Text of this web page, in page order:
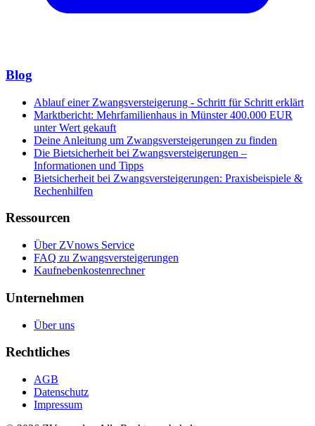
Blog
Ablauf einer Zwangsversteigerung - Schritt für Schritt erklärt
Marktbericht: Mehrfamilienhaus in Münster 400.000 EUR
unter Wert gekauft
Deine Anleitung um Zwangsversteigerungen zu finden
Die Bietsicherheit bei Zwangsversteigerungen –
Informationen und Tipps
Bietsicherheit bei Zwangsversteigerungen: Praxisbeispiele &
Rechenhilfen
Ressourcen
Über ZVnows Service
FAQ zu Zwangsversteigerungen
Kaufnebenkostenrechner
Unternehmen
Über uns
Rechtliches
AGB
Datenschutz
Impressum